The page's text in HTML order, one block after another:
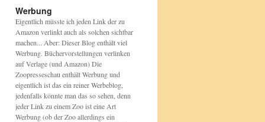
Werbung
Eigentlich müsste ich jeden Link der zu
Amazon verlinkt auch als solchen sichtbar
machen... Aber: Dieser Blog enthält viel
Werbung. Büchervorstellungen verlinken
auf Verlage (und Amazon) Die
Zoopresseschau enthält Werbung und
eigentlich ist das ein reiner Werbeblog,
jedenfalls könnte man das so sehen, denn
jeder Link zu einem Zoo ist eine Art
Werbung (ob der Zoo allerdings ein